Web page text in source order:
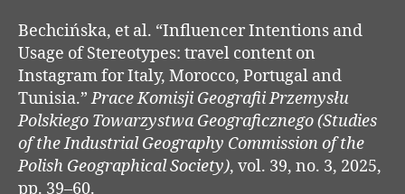
Bechcińska, et al. “Influencer Intentions and
Usage of Stereotypes: travel content on
Instagram for Italy, Morocco, Portugal and
Tunisia.”Prace Komisji Geografii Przemysłu
Polskiego Towarzystwa Geograficznego (Studies
of the Industrial Geography Commission ofthe
Polish Geographical Society), vol. 39, no. 3, 2025,
pp. 39–60.